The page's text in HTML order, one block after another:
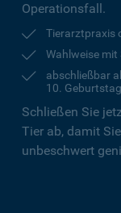
Operationsfall.
Tierarztpraxis
Wahlweise mit
abschließbar
10.
Schließen Sie
Tier ab, damit
unbeschwert